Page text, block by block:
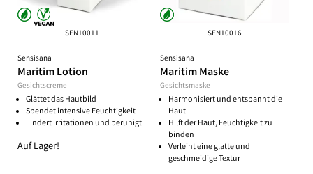
SEN10011
Sensisana
Maritim Lotion
Gesichtscreme
Glättet das Hautbild
Spendet intensive Feuchtigkeit
Lindert Irritationen und beruhigt
Auf Lager!
SEN10016
Sensisana
Maritim Maske
Gesichtsmaske
Harmonisiert und entspannt die
Haut
Hilft der Haut, Feuchtigkeit zu
binden
Verleiht eine glatte und
geschmeidige Textur